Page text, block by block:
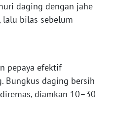
daging dengan jahe
bilas sebelum
pepaya efektif
Bungkus daging bersih
diamkan 10–30